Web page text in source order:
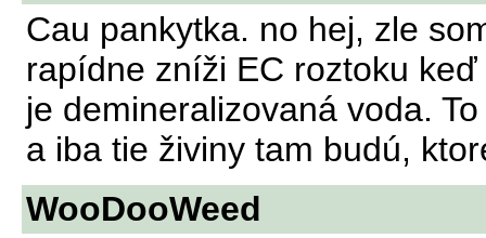
Cau pankytka. no hej, zle
rapídne zníži EC roztoku
je demineralizovaná voda.
a iba tie živiny tam budú,
WooDooWeed